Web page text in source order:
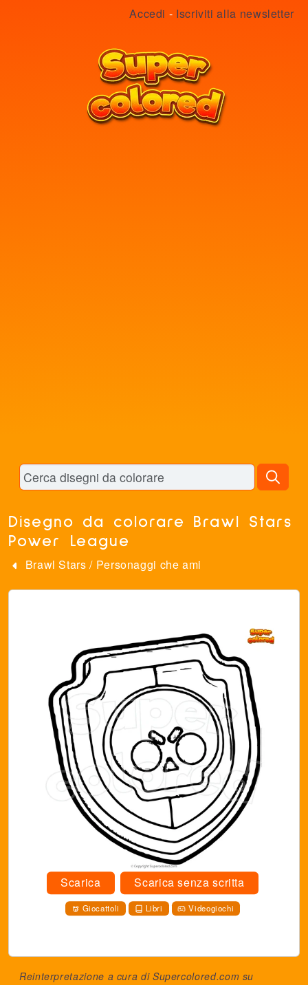
Accedi - Iscriviti alla newsletter
Disegno da colorare Brawl Stars
Power League
Brawl Stars / Personaggi che ami
Scarica Scarica senza scritta
Giocattoli Libri Videogiochi
Reinterpretazione a cura di Supercolored.com su